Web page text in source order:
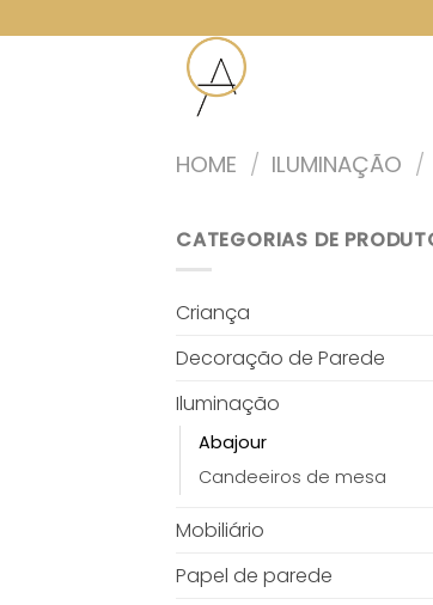
to
HOME / ILUMINAÇÃO /
CATEGORIAS DE
Criança
Decoração de Parede
Iluminação
Abajour
Candeeiros de mesa
Mobiliário
Papel de parede